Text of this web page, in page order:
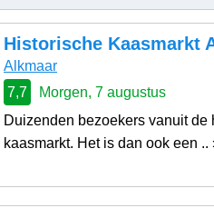
Historische Kaasmarkt
Alkmaar
7,7
Morgen, 7 augustus
Duizenden bezoekers vanuit
kaasmarkt. Het is dan ook een ..